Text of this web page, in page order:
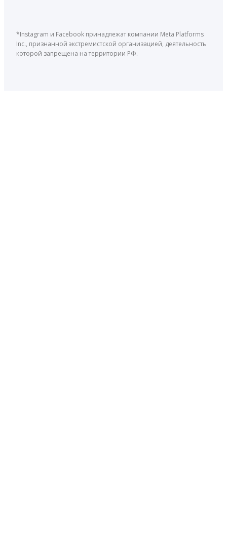
*Instagram и Facebook принадлежат компании Meta Platforms
Inc., признанной экстремистской организацией, деятельность
которой запрещена на территории РФ.